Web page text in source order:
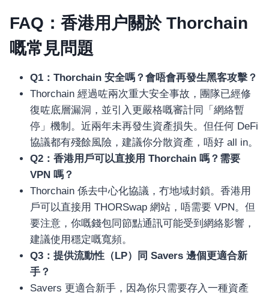
อุปกรณ์เครื่องใช้ภายในครัว
อุปกรณ์เครื่องใช้ภายในครัว
เตาอบไฟฟ้า
หม้อทอดไร้น้ำมัน
กาน้ำร้อน
เครื่องกดน้ำร้อน
เครื่องปั่นผลไม้
FAQ：香港用户關於 Thorchain
嘅常見問題
Q1：Thorchain 安全嗎？會唔會再發生黑客攻擊？
Thorchain 經過咗兩次重大安全事故，團隊已經修
復咗底層漏洞，並引入更嚴格嘅審計同「網絡暫
停」機制。近兩年未再發生資產損失。但任何 DeFi
協議都有殘餘風險，建議你分散資產，唔好 all in。
Q2：香港用戶可以直接用 Thorchain 嗎？需要
VPN 嗎？
Thorchain 係去中心化協議，冇地域封鎖。香港用
戶可以直接用 THORSwap 網站，唔需要 VPN。但
要注意，你嘅錢包同節點通訊可能受到網絡影響，
建議使用穩定嘅寬頻。
Q3：提供流動性（LP）同 Savers 邊個更適合新
手？
Savers 更適合新手，因為你只需要存入一種資產